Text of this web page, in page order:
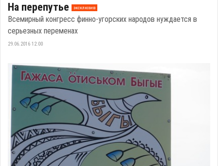
На перепутье эксклюзив
Всемирный конгресс финно-угорских народов нуждается в
серьезных переменах
29.06.2016 12:00